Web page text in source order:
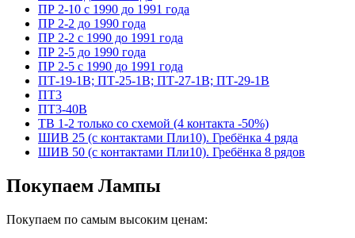
ПР 2-10 с 1990 до 1991 года
ПР 2-2 до 1990 года
ПР 2-2 с 1990 до 1991 года
ПР 2-5 до 1990 года
ПР 2-5 с 1990 до 1991 года
ПТ-19-1В; ПТ-25-1В; ПТ-27-1В; ПТ-29-1В
ПТ3
ПТ3-40В
ТВ 1-2 только со схемой (4 контакта -50%)
ШИВ 25 (с контактами Пли10). Гребёнка 4 ряда
ШИВ 50 (с контактами Пли10). Гребёнка 8 рядов
Покупаем Лампы
Покупаем по самым высоким ценам: